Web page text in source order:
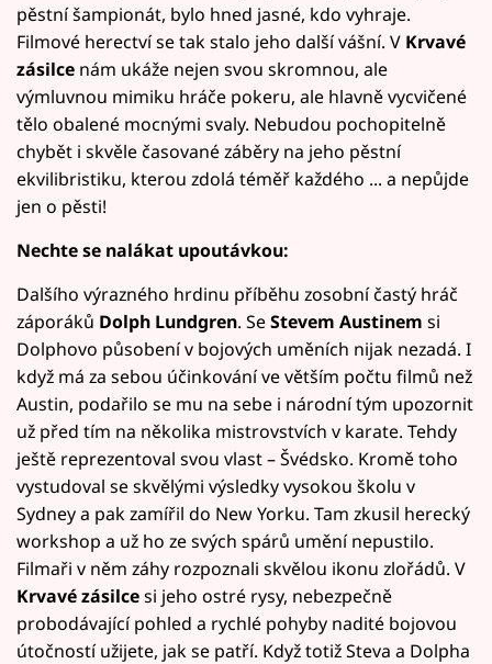
pěstní šampionát, bylo hned jasné, kdo vyhraje.
Filmové herectví se tak stalo jeho další vášní. V Krvavé
zásilce nám ukáže nejen svou skromnou, ale
výmluvnou mimiku hráče pokeru, ale hlavně vycvičené
tělo obalené mocnými svaly. Nebudou pochopitelně
chybět i skvěle časované záběry na jeho pěstní
ekvilibristiku, kterou zdolá téměř každého ... a nepůjde
jen o pěsti!
Nechte se nalákat upoutávkou:
Dalšího výrazného hrdinu příběhu zosobní častý hráč
záporáků Dolph Lundgren. SeStevem Austinem si
Dolphovo působení v bojových uměních nijak nezadá. I
když má za sebou účinkování ve větším počtu filmů než
Austin, podařilo se mu na sebe i národní tým upozornit
už před tím na několika mistrovstvích v karate. Tehdy
ještě reprezentoval svou vlast – Švédsko. Kromě toho
vystudoval se skvělými výsledky vysokou školu v
Sydney a pak zamířil do New Yorku. Tam zkusil herecký
workshop a už ho ze svých spárů umění nepustilo.
Filmaři v něm záhy rozpoznali skvělou ikonu zlořádů. V
Krvavé zásilcesi jeho ostré rysy, nebezpečně
probodávající pohled a rychlé pohyby nadité bojovou
útočností užijete, jak se patří. Když totiž Steva a Dolpha